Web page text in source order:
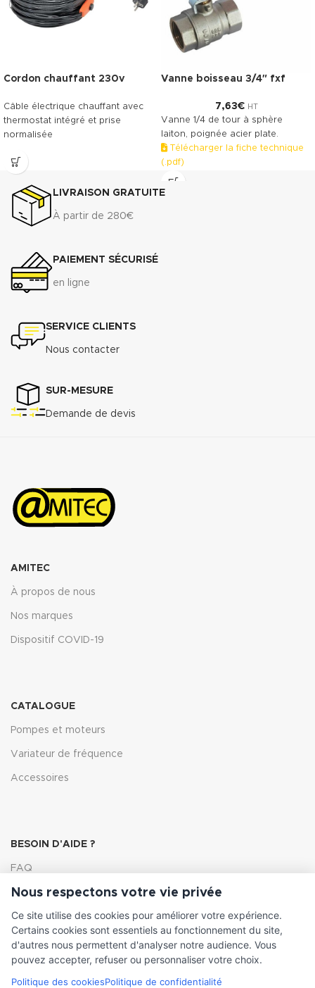
Cordon chauffant 230v
Câble électrique chauffant avec
thermostat intégré et prise
normalisée
Vanne boisseau 3/4″ fxf
7,63€ HT
Vanne 1/4 de tour à sphère
laiton, poignée acier plate.
Télécharger la fiche technique
(.pdf)
LIVRAISON GRATUITE
À partir de 280€
PAIEMENT SÉCURISÉ
en ligne
SERVICE CLIENTS
Nous contacter
SUR-MESURE
Demande de devis
AMITEC
À propos de nous
Nos marques
Dispositif COVID-19
CATALOGUE
Pompes et moteurs
Variateur de fréquence
Accessoires
BESOIN D'AIDE ?
FAQ
Lexique
Comment choisir ma pompe
INFORMATIONS LÉGALES
Nous respectons votre vie privée
Ce site utilise des cookies pour améliorer votre expérience.
Certains cookies sont essentiels au fonctionnement du site,
d'autres nous permettent d'analyser notre audience. Vous
pouvez accepter, refuser ou personnaliser votre choix.
Politique des cookiesPolitique de confidentialité